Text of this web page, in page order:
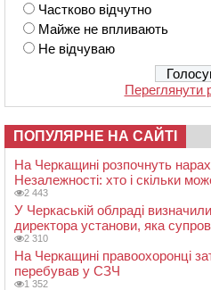
Частково відчутно
Майже не впливають
Не відчуваю
Переглянути
ПОПУЛЯРНЕ НА САЙТІ
На Черкащині розпочнуть
Незалежності: хто і скільки
2 443
У Черкаській облраді
директора установи, яка
2 310
На Черкащині правоохоронці
перебував у СЗЧ
1 352